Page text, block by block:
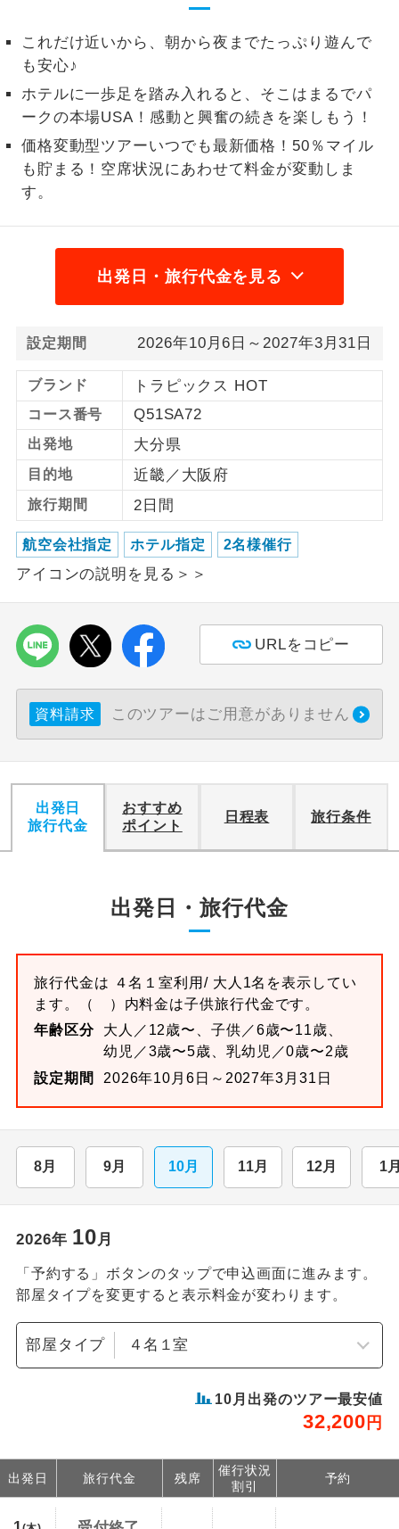
これだけ近いから、朝から夜までたっぷり遊んで
も安心♪
ホテルに一歩足を踏み入れると、そこはまるでパ
ークの本場USA！感動と興奮の続きを楽しもう！
価格変動型ツアーいつでも最新価格！50％マイル
も貯まる！空席状況にあわせて料金が変動しま
す。
出発日・旅行代金を見る
設定期間 2026年10月6日～2027年3月31日
ブランド トラピックス HOT
コース番号 Q51SA72
出発地 大分県
目的地 近畿／大阪府
旅行期間 2日間
航空会社指定 ホテル指定 2名様催行
アイコンの説明を見る＞＞
URLをコピー
資料請求 このツアーはご用意がありません
出発日
旅行代金
おすすめ
ポイント
日程表 旅行条件
出発日・旅行代金
旅行代金は ４名１室利用/ 大人1名を表示してい
ます。
（ ）内料金は子供旅行代金です。
年齢区分
大人／12歳〜、子供／6歳〜11歳、
幼児／3歳〜5歳、乳幼児／0歳〜2歳
設定期間
2026年10月6日～2027年3月31日
8月 9月 10月 11月 12月 1
2026年 10月
「予約する」ボタンのタップで申込画面に進みます。
部屋タイプを変更すると表示料金が変わります。
部屋タイプ
10 月出発のツアー最安値
32,200 円
出発日 旅行代金 残席
催行状況
割引
予約
す。
おひとり様参
加限定
スです。
1名様1室同代
金
1名様1室利用でも追加料金がかからない
コースです。
女性限定でご参加いただけるコースで
す。
航空会社指定
画にとても便利です。
ホテル指定
ご紹介するホテルを指定したコースで
す。
おひとり様バ
ス2席利用
おひとり様でバス席を2席利⽤できま
す。